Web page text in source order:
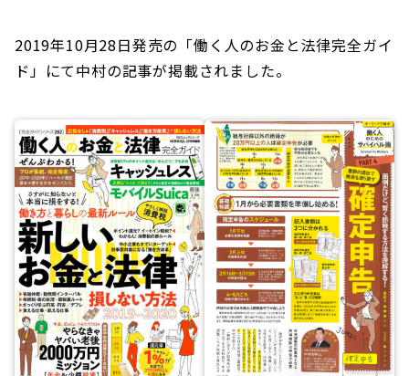
2019年10月28日発売の「働く人のお金と法律完全ガイ
ド」にて中村の記事が掲載されました。